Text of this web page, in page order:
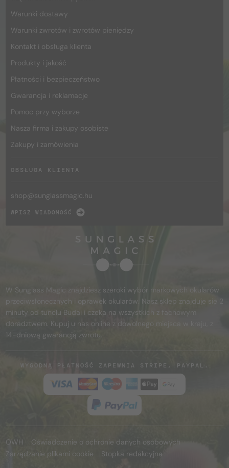
Warunki dostawy
Warunki zwrotów i zwrotów pieniędzy
Kontakt i obsługa klienta
Produkty i jakość
Płatności i bezpieczeństwo
Gwarancja i reklamacje
Pomoc przy wyborze
Nasza firma i zakupy osobiste
Zakupy i zamówienia
OBSŁUGA KLIENTA
shop@sunglassmagic.hu
WPISZ WIADOMOŚĆ
W Sunglass Magic znajdziesz szeroki wybór markowych okularów
przeciwsłonecznych i oprawek okularów. Nasz sklep znajduje się 2
minuty od tunelu Budai i czeka na wszystkich z fachowym
doradztwem. Kupuj u nas online z dowolnego miejsca w kraju, z
14-dniową gwarancją zwrotu.
WYGODNĄ PŁATNOŚĆ ZAPEWNIA STRIPE, PAYPAL.
OWH
Oświadczenie o ochronie danych osobowych
Zarządzanie plikami cookie
Stopka redakcyjna